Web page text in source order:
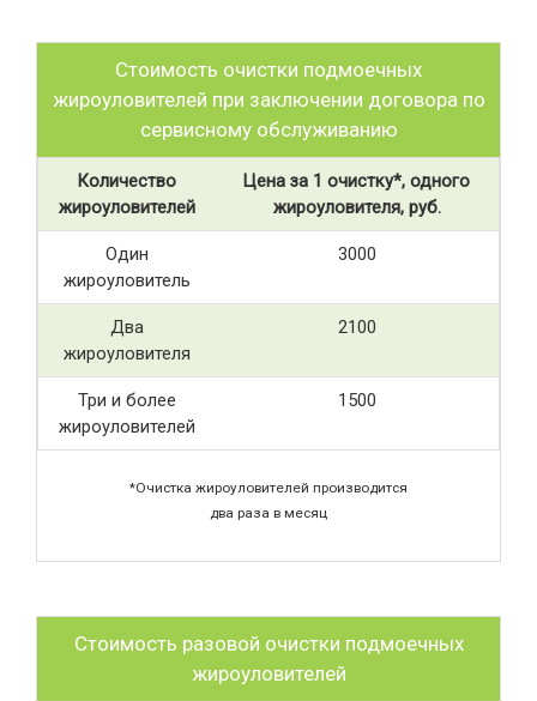
Стоимость очистки подмоечных
жироуловителей при заключении договора по
сервисному обслуживанию
Количество
жироуловителей
Цена за 1 очистку*, одного
жироуловителя, руб.
Один
жироуловитель
3000
Два
жироуловителя
2100
Три и более
жироуловителей
1500
*Очистка жироуловителей производится
два раза в месяц
Стоимость разовой очистки подмоечных
жироуловителей